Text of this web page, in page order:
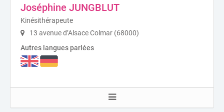
Joséphine JUNGBLUT
Kinésithérapeute
13 avenue d’Alsace Colmar (68000)
Autres langues parlées